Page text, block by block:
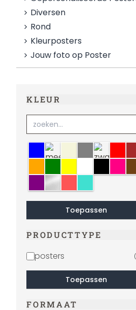
Diversen
Rond
Kleurposters
Jouw foto op Poster
KLEUR
blauwmeerkleurig zwart-wit
paarszilver
Toepassen
PRODUCTTYPE
posters (
Toepassen
FORMAAT